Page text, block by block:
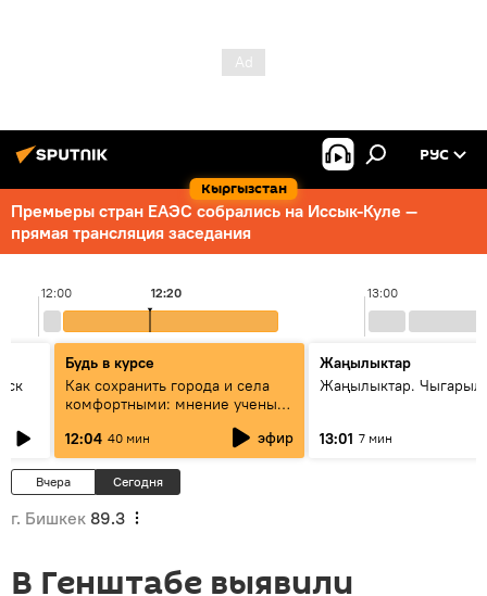
Кыргызстан
РУС
Премьеры стран ЕАЭС собрались на Иссык-Куле —
прямая трансляция заседания
12:00 13:00
12:20
Будь в курсе
Как сохранить города и села
комфортными: мнение ученых
12:04 40 мин эфир
Жаңылыктар
Жаңылыктар.
13:01 7 мин
Вчера Сегодня
г. Бишкек 89.3
В Генштабе выявили